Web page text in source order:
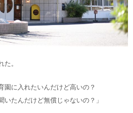
。
園に入れたいんだけど高いの？
たんだけど無償じゃないの？」